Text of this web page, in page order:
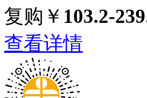
复购￥ 103.2-
查看详情